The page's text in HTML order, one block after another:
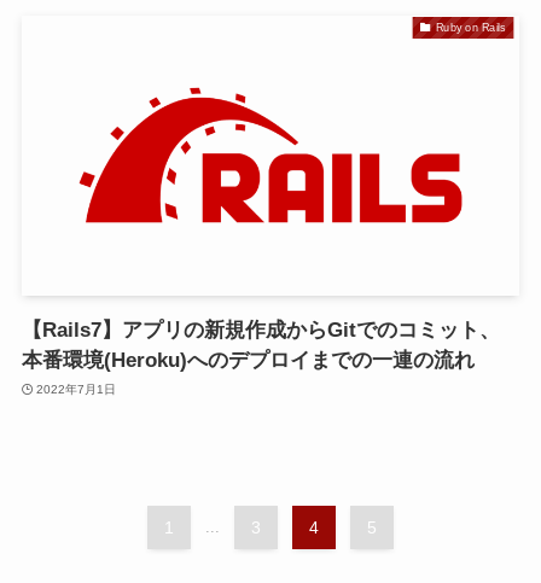
Ruby on Rails
【Rails7】アプリの新規作成からGitでのコミット、
本番環境(Heroku)へのデプロイまでの一連の流れ
2022年7月1日
1 3 4 5